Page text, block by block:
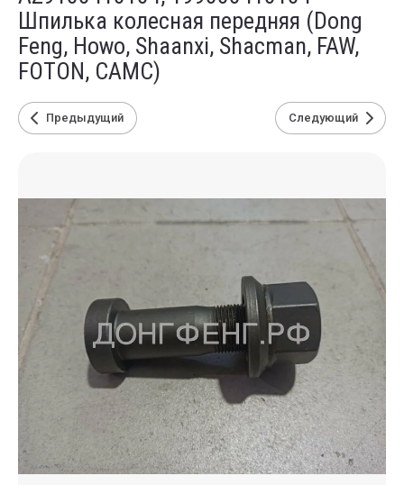
Шпилька колесная передняя (Dong
Feng, Howo, Shaanxi, Shacman, FAW,
FOTON, CAMC)
Предыдущий Следующий